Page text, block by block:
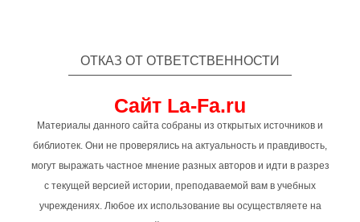
ОТКАЗ ОТ ОТВЕТСТВЕННОСТИ
Сайт La-Fa.ru
Материалы данного сайта собраны из открытых источников и
библиотек. Они не проверялись на актуальность и правдивость,
могут выражать частное мнение разных авторов и идти в разрез
с текущей версией истории, преподаваемой вам в учебных
учреждениях. Любое их использование вы осуществляете на